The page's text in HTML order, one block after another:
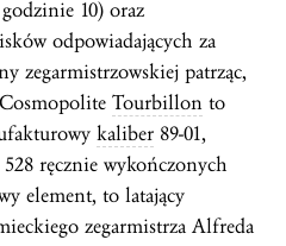
10) oraz
odpowiadających za
zegarmistrzowskiej patrząc,
Tourbillon to
kaliber 89-01,
ręcznie wykończonych
element, to latający
zegarmistrza Alfreda